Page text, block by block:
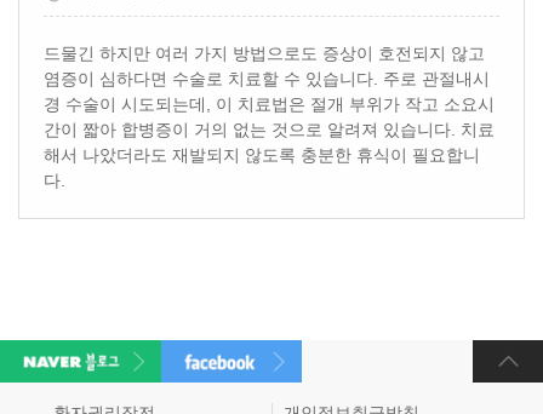
드물긴 하지만 여러 가지 방법으로도 증상이 호전되지 않고
염증이 심하다면 수술로 치료할 수 있습니다. 주로 관절내시
경 수술이 시도되는데, 이 치료법은 절개 부위가 작고 소요시
간이 짧아 합병증이 거의 없는 것으로 알려져 있습니다. 치료
해서 나았더라도 재발되지 않도록 충분한 휴식이 필요합니
다.